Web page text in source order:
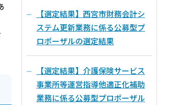
【選定結果】西宮市財務会計シ
ステム更新業務に係る公募型プ
ロポーザルの選定結果
【選定結果】介護保険サービス
事業所等運営指導他適正化補助
業務に係る公募型プロポーザル